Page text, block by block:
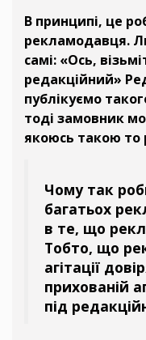
В принципі, це
рекламодавця.
самі: «Ось,
редакційний»
публікуємо
тоді замовник
якоюсь такою то
Чому так
багатьох
в те, що
Тобто, що
агітації
прихованій
під